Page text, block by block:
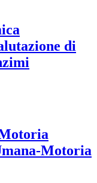
di
Motoria